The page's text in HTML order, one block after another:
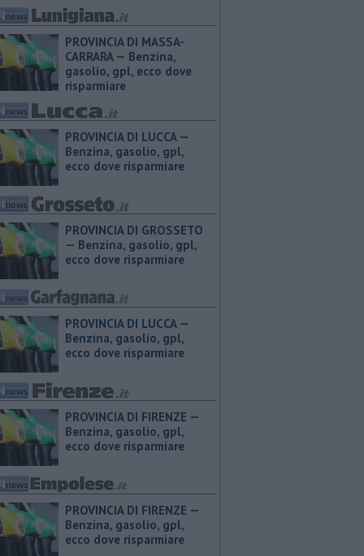
PROVINCIA DI MASSA-
CARRARA — ​Benzina,
gasolio, gpl, ecco dove
risparmiare
PROVINCIA DI LUCCA — ​
Benzina, gasolio, gpl,
ecco dove risparmiare
PROVINCIA DI GROSSETO
— ​Benzina, gasolio, gpl,
ecco dove risparmiare
PROVINCIA DI LUCCA — ​
Benzina, gasolio, gpl,
ecco dove risparmiare
PROVINCIA DI FIRENZE — ​
Benzina, gasolio, gpl,
ecco dove risparmiare
PROVINCIA DI FIRENZE — ​
Benzina, gasolio, gpl,
ecco dove risparmiare